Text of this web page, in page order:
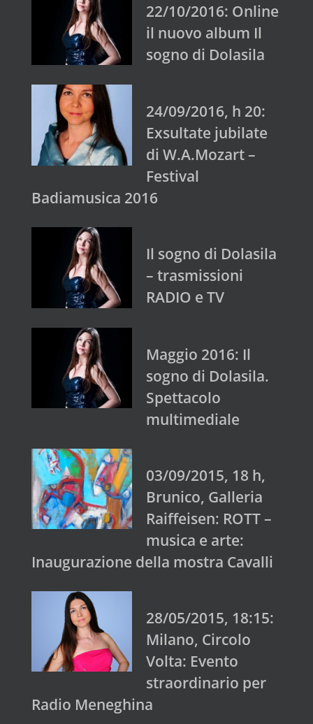
22/10/2016: Online
il nuovo album Il
sogno di Dolasila
24/09/2016, h 20:
Exsultate jubilate
di W.A.Mozart –
Festival
Badiamusica 2016
Il sogno di Dolasila
– trasmissioni
RADIO e TV
Maggio 2016: Il
sogno di Dolasila.
Spettacolo
multimediale
03/09/2015, 18 h,
Brunico, Galleria
Raiffeisen: ROTT –
musica e arte:
Inaugurazione della mostra Cavalli
28/05/2015, 18:15:
Milano, Circolo
Volta: Evento
straordinario per
Radio Meneghina